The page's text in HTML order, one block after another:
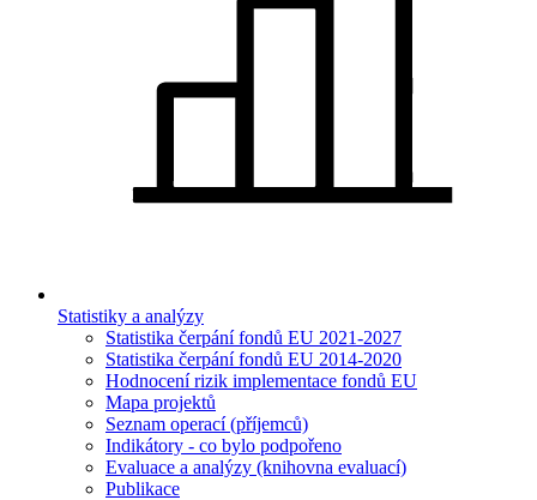
Statistiky a analýzy
Statistika čerpání fondů EU 2021-2027
Statistika čerpání fondů EU 2014-2020
Hodnocení rizik implementace fondů EU
Mapa projektů
Seznam operací (příjemců)
Indikátory - co bylo podpořeno
Evaluace a analýzy (knihovna evaluací)
Publikace